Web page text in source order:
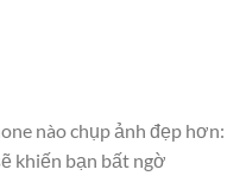
nào chụp ảnh đẹp hơn:
khiến bạn bất ngờ